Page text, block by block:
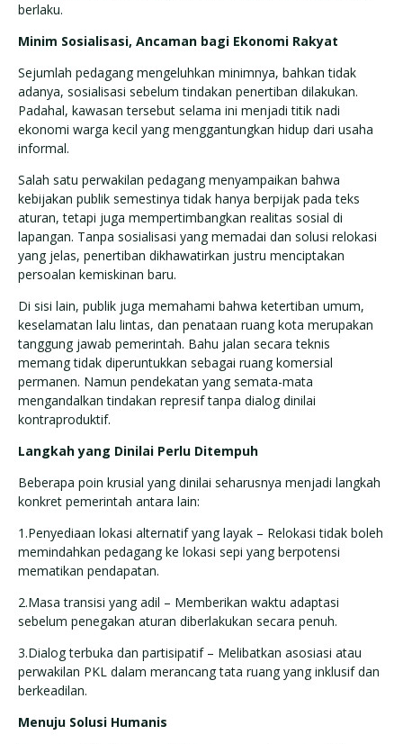
berlaku.
Minim Sosialisasi, Ancaman bagi Ekonomi Rakyat
Sejumlah pedagang mengeluhkan minimnya, bahkan tidak
adanya, sosialisasi sebelum tindakan penertiban dilakukan.
Padahal, kawasan tersebut selama ini menjadi titik nadi
ekonomi warga kecil yang menggantungkan hidup dari usaha
informal.
Salah satu perwakilan pedagang menyampaikan bahwa
kebijakan publik semestinya tidak hanya berpijak pada teks
aturan, tetapi juga mempertimbangkan realitas sosial di
lapangan. Tanpa sosialisasi yang memadai dan solusi relokasi
yang jelas, penertiban dikhawatirkan justru menciptakan
persoalan kemiskinan baru.
Di sisi lain, publik juga memahami bahwa ketertiban umum,
keselamatan lalu lintas, dan penataan ruang kota merupakan
tanggung jawab pemerintah. Bahu jalan secara teknis
memang tidak diperuntukkan sebagai ruang komersial
permanen. Namun pendekatan yang semata-mata
mengandalkan tindakan represif tanpa dialog dinilai
kontraproduktif.
Langkah yang Dinilai Perlu Ditempuh
Beberapa poin krusial yang dinilai seharusnya menjadi langkah
konkret pemerintah antara lain:
1.Penyediaan lokasi alternatif yang layak – Relokasi tidak boleh
memindahkan pedagang ke lokasi sepi yang berpotensi
mematikan pendapatan.
2.Masa transisi yang adil – Memberikan waktu adaptasi
sebelum penegakan aturan diberlakukan secara penuh.
3.Dialog terbuka dan partisipatif – Melibatkan asosiasi atau
perwakilan PKL dalam merancang tata ruang yang inklusif dan
berkeadilan.
Menuju Solusi Humanis